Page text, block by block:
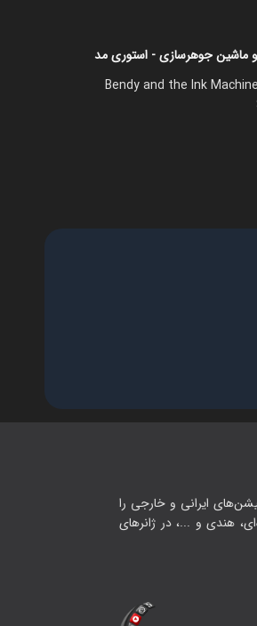
ماشین جوهرسازی - استوری مد
Bendy and the Ink
ایرانی و خارجی را
هندی و ...، در ژانرهای